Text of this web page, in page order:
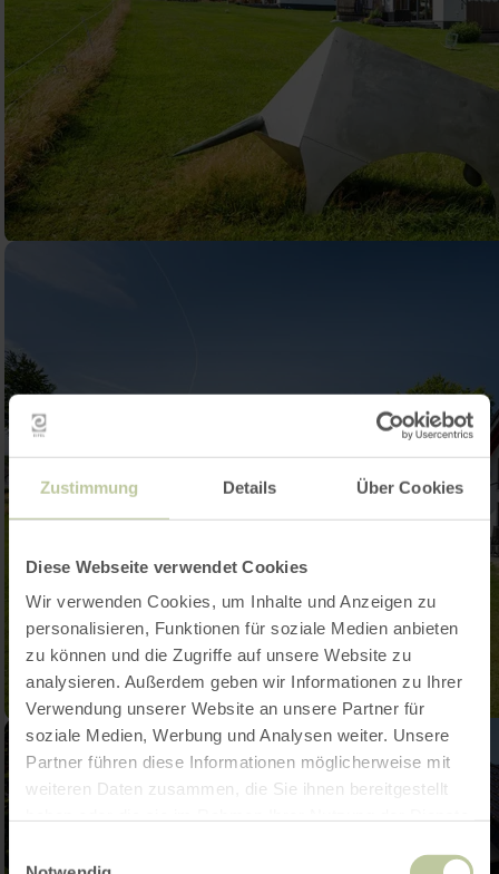
Zustimmung Details Über Cookies
Diese Webseite verwendet Cookies
Wir verwenden Cookies, um Inhalte und Anzeigen zu
personalisieren, Funktionen für soziale Medien anbieten
zu können und die Zugriffe auf unsere Website zu
analysieren. Außerdem geben wir Informationen zu Ihrer
Verwendung unserer Website an unsere Partner für
soziale Medien, Werbung und Analysen weiter. Unsere
Partner führen diese Informationen möglicherweise mit
weiteren Daten zusammen, die Sie ihnen bereitgestellt
Einwilligungsauswahl